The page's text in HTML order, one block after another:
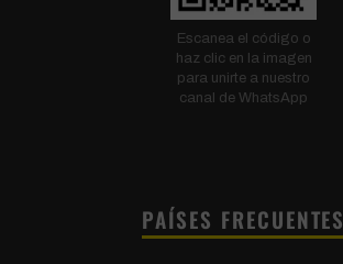
Escanea el código o
haz clic en la imagen
para unirte a nuestro
canal de WhatsApp
PAÍSES FRECUENTES